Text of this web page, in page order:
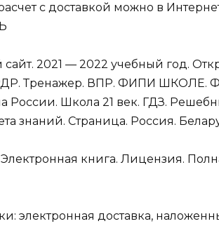
с доставкой можно в
2021 — 2022 учебный год.
Тренажер. ВПР. ФИПИ ШКОЛЕ.
России. Школа 21 век. ГДЗ.
знаний. Страница. Россия.
книга. Лицензия.
электронная доставка,